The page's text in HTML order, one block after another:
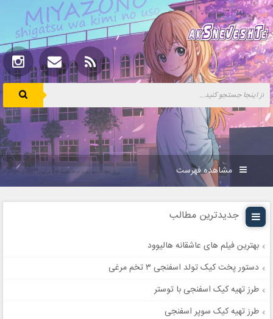
مشاهده فهرست
جدیدترین مطالب
بهترین فیلم های عاشقانه هالیوود
دستور پخت کیک تولد اسفنجی ۳ تخم مرغی
طرز تهیه کیک اسفنجی با توستر
طرز تهیه کیک سوپر اسفنجی